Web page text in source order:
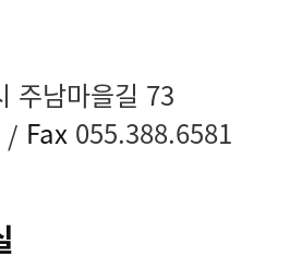
주남마을길 73
/ Fax 055.388.6581